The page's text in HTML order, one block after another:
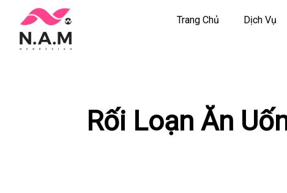
Chuyển
tới
Trang Chủ Dịch Vụ
Rối Loạn Ăn